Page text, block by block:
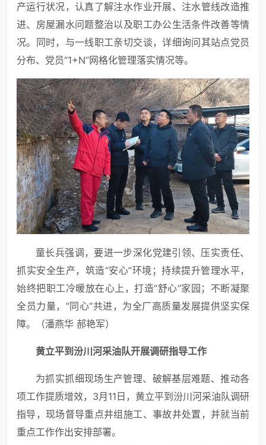
产运行状况，认真了解注水作业开展、注水管线改造推
进、房屋漏水问题整治以及职工办公生活条件改善等情
况。同时，与一线职工亲切交谈，详细询问其站点党员
分布、党员“1+N”网格化管理落实情况等。
童长兵强调，要进一步深化党建引领、压实责任、
抓实安全生产，筑造“安心”环境；持续提升管理水平，
始终把职工冷暖放在心上，打造“舒心”家园；不断凝聚
全员力量，“同心”共进，为全厂高质量发展提供坚实保
障。（潘燕华 郝艳军）
黄立平到汾川河采油队开展调研指导工作
为抓实抓细现场生产管理、破解基层难题、推动各
项工作提质增效，3月11日，黄立平到汾川河采油队调研
指导，现场督导重点井组施工、事故井处置，并就当前
重点工作作出安排部署。